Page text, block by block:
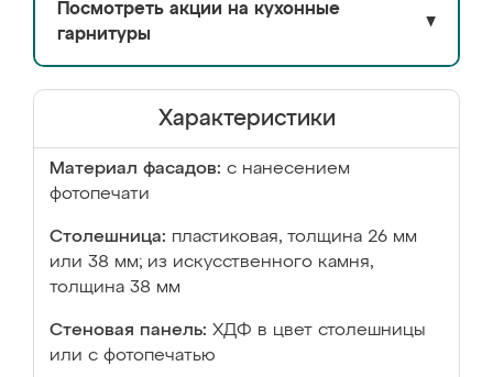
Посмотреть акции на кухонные
гарнитуры
▼
Характеристики
Материал фасадов: с нанесением
фотопечати
Столешница: пластиковая, толщина 26 мм
или 38 мм; из искусственного камня,
толщина 38 мм
Стеновая панель: ХДФ в цвет столешницы
или с фотопечатью